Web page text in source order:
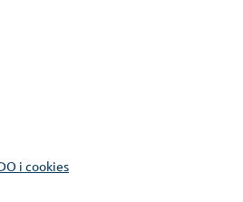
i cookies